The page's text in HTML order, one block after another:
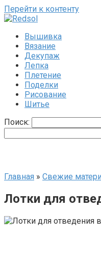
Перейти к контенту
Вышивка
Вязание
Декупаж
Лепка
Плетение
Поделки
Рисование
Шитье
Поиск:
Главная » Свежие
Лотки для